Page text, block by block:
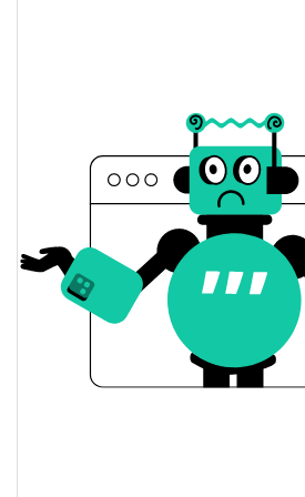
Histórico do preço do Olyverse
7 dias Baixa / 7 dias Alta
30 dias Baixa / 30 dias